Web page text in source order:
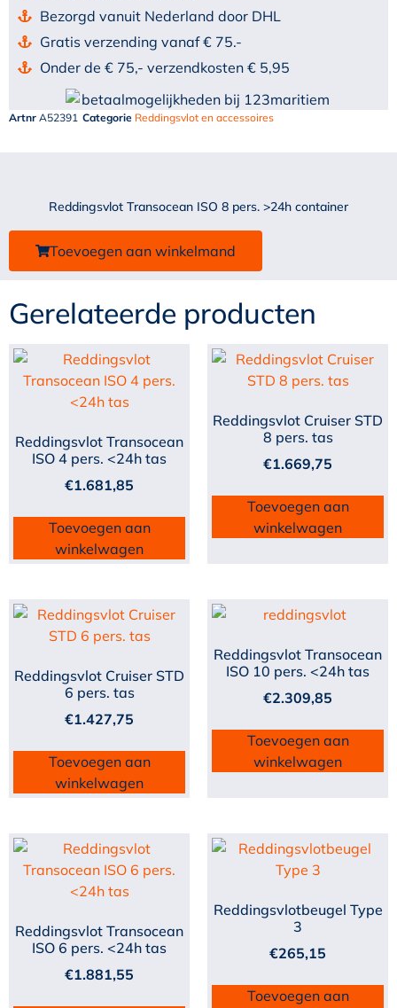
Bezorgd vanuit Nederland door DHL
Gratis verzending vanaf € 75.-
Onder de € 75,- verzendkosten € 5,95
Artnr A52391 Categorie Reddingsvlot en accessoires
Reddingsvlot Transocean ISO 8 pers. >24h container
Toevoegen aan winkelmand
Gerelateerde producten
Reddingsvlot Transocean
ISO 4 pers. <24h tas
€1.681,85
Toevoegen aan
winkelwagen
Reddingsvlot Cruiser STD
8 pers. tas
€1.669,75
Toevoegen aan
winkelwagen
Reddingsvlot Cruiser STD
6 pers. tas
€1.427,75
Toevoegen aan
winkelwagen
Reddingsvlot Transocean
ISO 10 pers. <24h tas
€2.309,85
Toevoegen aan
winkelwagen
Reddingsvlot Transocean
ISO 6 pers. <24h tas
€1.881,55
Reddingsvlotbeugel Type
3
€265,15
Toevoegen aan